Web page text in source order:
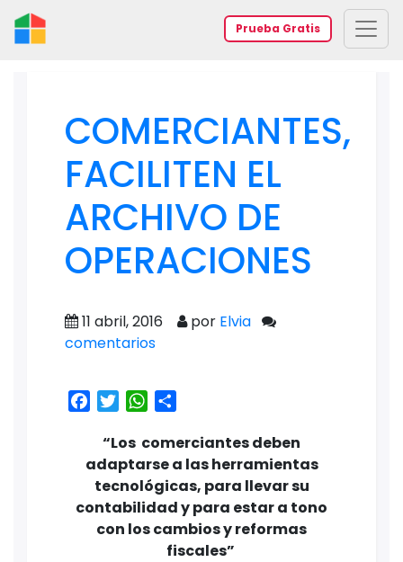
Prueba Gratis
COMERCIANTES,
FACILITEN EL
ARCHIVO DE
OPERACIONES
11 abril, 2016 por Elvia
comentarios
Facebook
TwitterWhatsApp
“Los comerciantes deben
adaptarse a las herramientas
tecnológicas, para llevar su
contabilidad y para estar a tono
con los cambios y reformas
fiscales”